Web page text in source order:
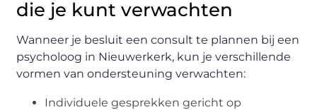
die je kunt verwachten
Wanneer je besluit een consult te plannen bij een
psycholoog in Nieuwerkerk, kun je verschillende
vormen van ondersteuning verwachten:
Individuele gesprekken gericht op